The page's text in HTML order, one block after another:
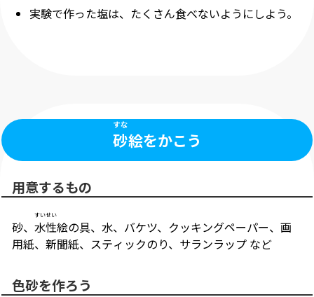
実験で作った塩は、たくさん食べないようにしよう。
砂
すな
絵をかこう
用意するもの
砂、 水性
すいせい
絵の具、水、バケツ、クッキングペーパー、画
用紙、新聞紙、スティックのり、サランラップ など
色砂を作ろう